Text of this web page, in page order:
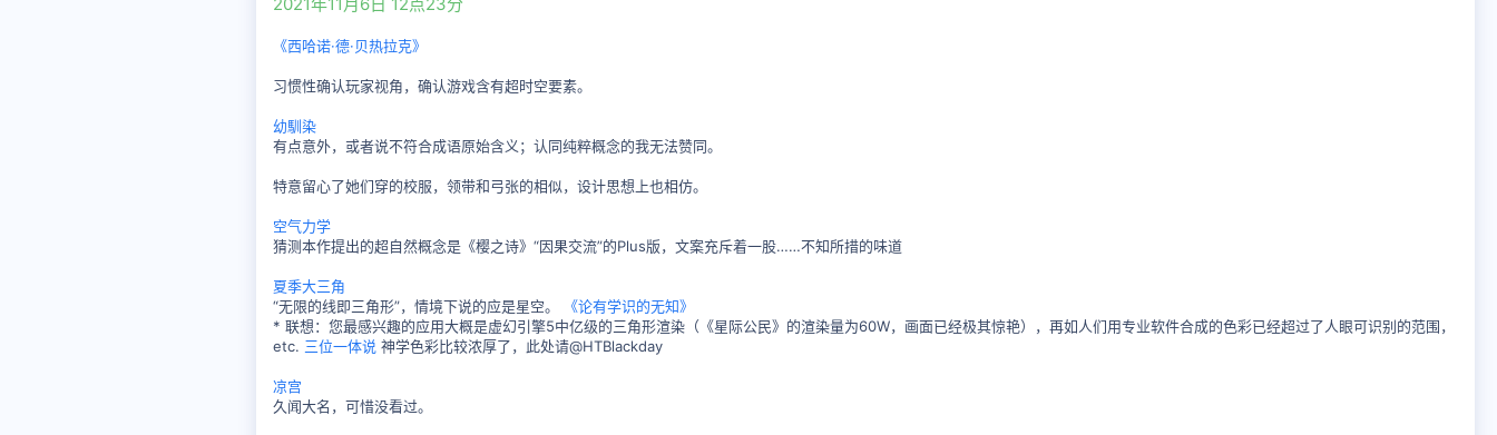
《西哈诺·德·贝热拉克》
习惯性确认玩家视角，确认游戏含有超时空要素。
幼馴染
有点意外，或者说不符合成语原始含义；认同纯粹概念的我无法赞同。
特意留心了她们穿的校服，领带和弓张的相似，设计思想上也相仿。
空气力学
猜测本作提出的超自然概念是《樱之诗》“因果交流”的Plus版，文案充斥着一股……不知所措的味道
夏季大三角
“无限的线即三角形”，情境下说的应是星空。
《论有学识的无知》
* 联想：您最感兴趣的应用大概是虚幻引擎5中亿级的三角形渲染（《星际公民》的渲染量为60W，画面已经极其惊艳），再如人们用专业软件合成的色彩已经超过了人眼可识别的范围，
etc. 三位一体说 神学色彩比较浓厚了，此处请@HTBlackday
凉宫
久闻大名，可惜没看过。